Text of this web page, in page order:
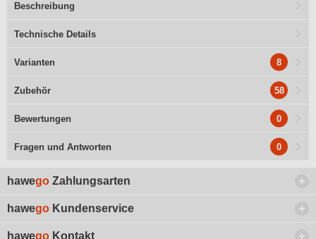
Beschreibung
Technische Details
Varianten 8
Zubehör 58
Bewertungen 0
Fragen und Antworten 0
hawego Zahlungsarten
hawego Kundenservice
hawego Kontakt